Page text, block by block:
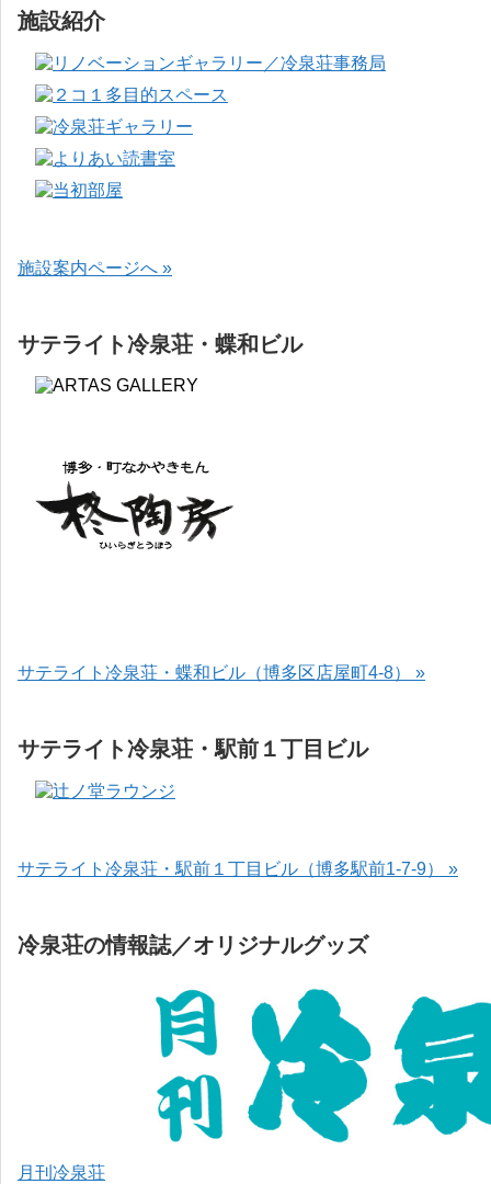
施設紹介
施設案内ページへ »
サテライト冷泉荘・蝶和ビル
サテライト冷泉荘・蝶和ビル（博多区店屋町4-8） »
サテライト冷泉荘・駅前１丁目ビル
サテライト冷泉荘・駅前１丁目ビル（博多駅前1-7-9） »
冷泉荘の情報誌／オリジナルグッズ
月刊冷泉荘